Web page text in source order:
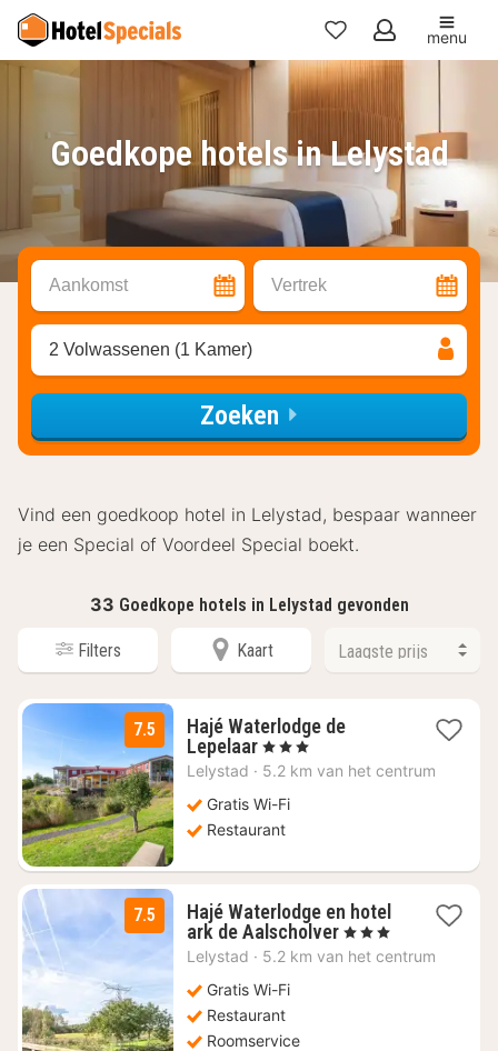
Mijn
favorieten
menu
Goedkope hotels in Lelystad
Aankomst Vertrek
2 Volwassenen (1 Kamer)
Zoeken
Vind een goedkoop hotel in Lelystad, bespaar wanneer
je een Special of Voordeel Special boekt.
33 Goedkope hotels in Lelystad gevonden
Filters Kaart
7.5
Hajé Waterlodge de
Lepelaar1
nacht
€
62,85
, 3 Sterren
Lelystad · 5.2 km van het centrum
Gratis Wi-Fi
Restaurant
7.5
Hajé Waterlodge en hotel
ark de Aalscholver1
nacht
, 3 Sterren
Lelystad · 5.2 km van het centrum
Gratis Wi-Fi
Restaurant
Roomservice